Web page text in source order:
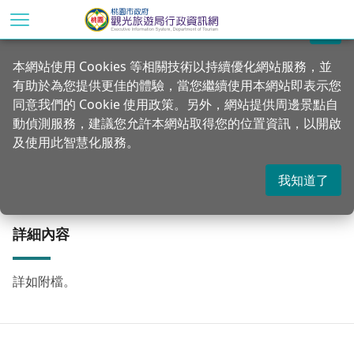
到
首頁 行政公告 公告訊息
今(107)年9月非法營業旅宿名單
詳細內容
詳如附檔。
關閉
本網站使用 Cookies 等相關技術以持續優化網站服務，並
有助於為您提供更佳的體驗，當您繼續使用本網站即表示您
同意我們的 Cookie 使用政策。另外，網站提供周邊景點自
動偵測服務，建議您允許本網站取得您的位置資訊，以開啟
及使用此智慧化服務。
我知道了